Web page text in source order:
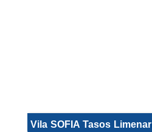
Vila SOFIA Tasos